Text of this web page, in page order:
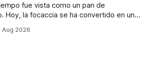
fue vista como un pan de
Hoy, la focaccia se ha convertido en uno
de calidad y experiencias que
Aug 2026